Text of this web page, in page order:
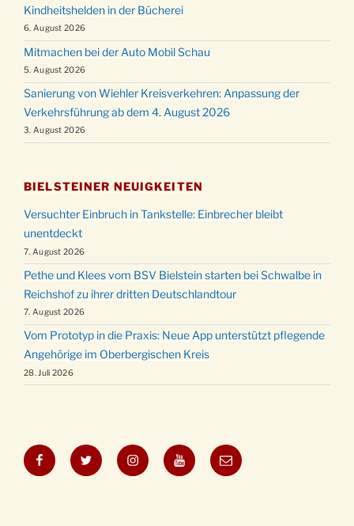
Kindheitshelden in der Bücherei
6. August 2026
Mitmachen bei der Auto Mobil Schau
5. August 2026
Sanierung von Wiehler Kreisverkehren: Anpassung der
Verkehrsführung ab dem 4. August 2026
3. August 2026
BIELSTEINER NEUIGKEITEN
Versuchter Einbruch in Tankstelle: Einbrecher bleibt
unentdeckt
7. August 2026
Pethe und Klees vom BSV Bielstein starten bei Schwalbe in
Reichshof zu ihrer dritten Deutschlandtour
7. August 2026
Vom Prototyp in die Praxis: Neue App unterstützt pflegende
Angehörige im Oberbergischen Kreis
28. Juli 2026
FacebookTwitter InstagramYouTubeE-
Mail